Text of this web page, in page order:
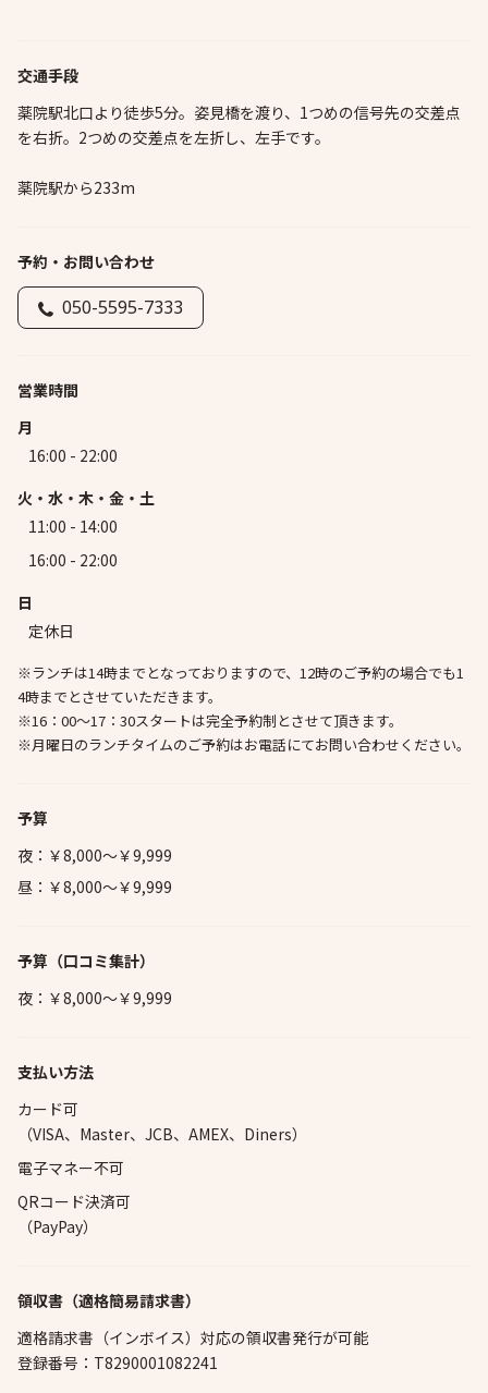
交通手段
薬院駅北口より徒歩5分。姿見橋を渡り、1つめの信号先の交差点
を右折。2つめの交差点を左折し、左手です。
薬院駅から233m
予約・お問い合わせ
050-5595-7333
営業時間
月
16:00 - 22:00
火・水・木・金・土
11:00 - 14:00
16:00 - 22:00
日
定休日
※ランチは14時までとなっておりますので、12時のご予約の場合でも1
4時までとさせていただきます。
※16：00～17：30スタートは完全予約制とさせて頂きます。
※月曜日のランチタイムのご予約はお電話にてお問い合わせください。
予算
夜：￥8,000～￥9,999
昼：￥8,000～￥9,999
予算 （口コミ集計）
夜：￥8,000～￥9,999
支払い方法
カード可
（VISA、Master、JCB、AMEX、Diners）
電子マネー不可
QRコード決済可
（PayPay）
領収書（適格簡易請求書）
適格請求書（インボイス）対応の領収書発行が可能
登録番号：T8290001082241